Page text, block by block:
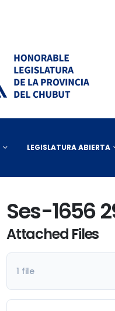
LEGISLATURA ABIERTA
Ses-1656
Attached Files
1 file